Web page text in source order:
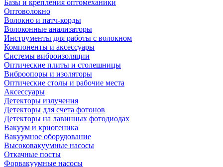
Базы и крепления оптомеханики
Оптоволокно
Волокно и патч-корды
Волоконные анализаторы
Инструменты для работы с волокном
Компоненты и аксессуары
Системы виброизоляции
Оптические плиты и столешницы
Виброопоры и изоляторы
Оптические столы и рабочие места
Аксессуары
Детекторы излучения
Детекторы для счета фотонов
Детекторы на лавинных фотодиодах
Вакуум и криогеника
Вакуумное оборудование
Высоковакуумные насосы
Откачные посты
Форвакуумные насосы